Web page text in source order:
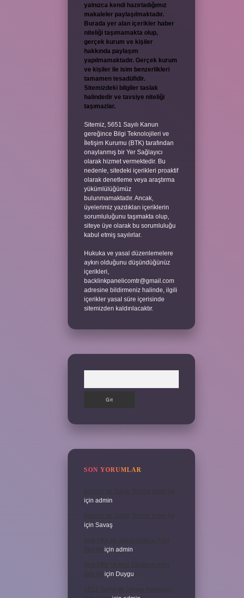
yalnızca kendi hazırladığımız
makaleler paylaşılmaktadır.
Burada yer alan içerikler haber
niteliği taşımamakta olup,
gerçek kurum ve kişiler
hakkında paylaşım
yapılmamaktadır. Gerçek kurum
ve kişiler ile isim benzerlikleri
tamamen tesadüfidir.
Sitemizdeki bilgiler taslak
halindedir ve tavsiye niteliği
taşımazlar.
Sitemiz, 5651 Sayılı Kanun
gereğince Bilgi Teknolojileri ve
İletişim Kurumu (BTK) tarafından
onaylanmış bir Yer Sağlayıcı
olarak hizmet vermektedir. Bu
nedenle, sitedeki içerikleri proaktif
olarak denetleme veya araştırma
yükümlülüğümüz
bulunmamaktadır. Ancak,
üyelerimiz yazdıkları içeriklerin
sorumluluğunu taşımakta olup,
siteye üye olarak bu sorumluluğu
kabul etmiş sayılırlar.
Hukuka ve yasal düzenlemelere
aykırı olduğunu düşündüğünüz
içerikleri,
backlinkpanelicomtr@gmail.com
adresine bildirmeniz halinde, ilgili
içerikler yasal süre içerisinde
sitemizden kaldırılacaktır.
SON YORUMLAR
Kumun Ve Zuhûr Teorisi Kime Ait
için admin
Kumun Ve Zuhûr Teorisi Kime Ait
için Savaş
Ana Fikir Ve Ana Düşünce Aynı
Şey Mi için admin
Ana Fikir Ve Ana Düşünce Aynı
Şey Mi için Duygu
1513 Tarihli Ilk Dünya Haritasını